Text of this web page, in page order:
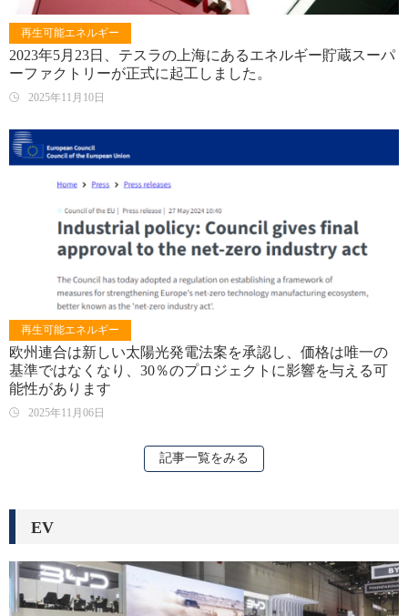
再生可能エネルギー
2023年5月23日、テスラの上海にあるエネルギー貯蔵スーパ
ーファクトリーが正式に起工しました。
2025年11月10日
再生可能エネルギー
欧州連合は新しい太陽光発電法案を承認し、価格は唯一の
基準ではなくなり、30％のプロジェクトに影響を与える可
能性があります
2025年11月06日
記事一覧をみる
EV